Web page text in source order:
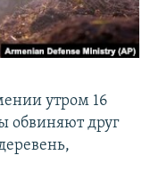
утром 16
обвиняют друг